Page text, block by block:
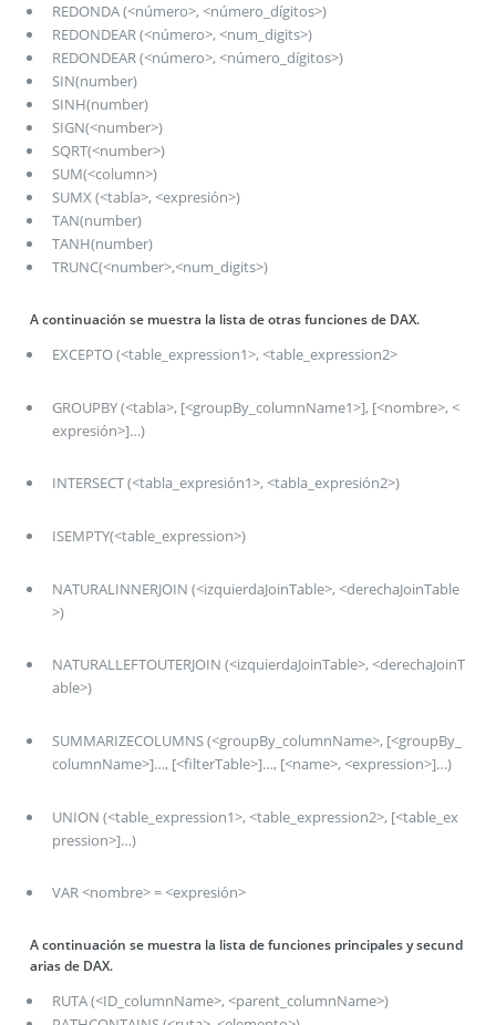
REDONDA (<número>, <número_dígitos>)
REDONDEAR (<número>, <num_digits>)
REDONDEAR (<número>, <número_dígitos>)
SIN(number)
SINH(number)
SIGN(<number>)
SQRT(<number>)
SUM(<column>)
SUMX (<tabla>, <expresión>)
TAN(number)
TANH(number)
TRUNC(<number>,<num_digits>)
A continuación se muestra la lista de otras funciones de DAX.
EXCEPTO (<table_expression1>, <table_expression2>
GROUPBY (<tabla>, [<groupBy_columnName1>], [<nombre>, <
expresión>]…)
INTERSECT (<tabla_expresión1>, <tabla_expresión2>)
ISEMPTY(<table_expression>)
NATURALINNERJOIN (<izquierdaJoinTable>, <derechaJoinTable
>)
NATURALLEFTOUTERJOIN (<izquierdaJoinTable>, <derechaJoinT
able>)
SUMMARIZECOLUMNS (<groupBy_columnName>, [<groupBy_
columnName>]…, [<filterTable>]…, [<name>, <expression>]…)
UNION (<table_expression1>, <table_expression2>, [<table_ex
pression>]…)
VAR <nombre> = <expresión>
A continuación se muestra la lista de funciones principales y secund
arias de DAX.
RUTA (<ID_columnName>, <parent_columnName>)